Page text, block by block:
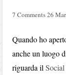
7 Comments26
Quando ho
anche un luogo
riguarda ilSocial